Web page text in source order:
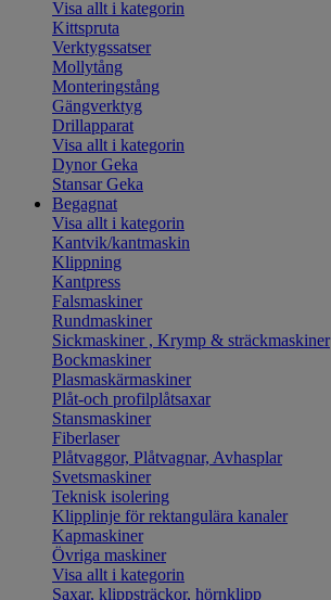
Visa allt i kategorin
Kittspruta
Verktygssatser
Mollytång
Monteringstång
Gängverktyg
Drillapparat
Visa allt i kategorin
Dynor Geka
Stansar Geka
Begagnat
Visa allt i kategorin
Kantvik/kantmaskin
Klippning
Kantpress
Falsmaskiner
Rundmaskiner
Sickmaskiner , Krymp & sträckmaskiner
Bockmaskiner
Plasmaskärmaskiner
Plåt-och profilplåtsaxar
Stansmaskiner
Fiberlaser
Plåtvaggor, Plåtvagnar, Avhasplar
Svetsmaskiner
Teknisk isolering
Klipplinje för rektangulära kanaler
Kapmaskiner
Övriga maskiner
Visa allt i kategorin
Saxar, klippsträckor, hörnklipp